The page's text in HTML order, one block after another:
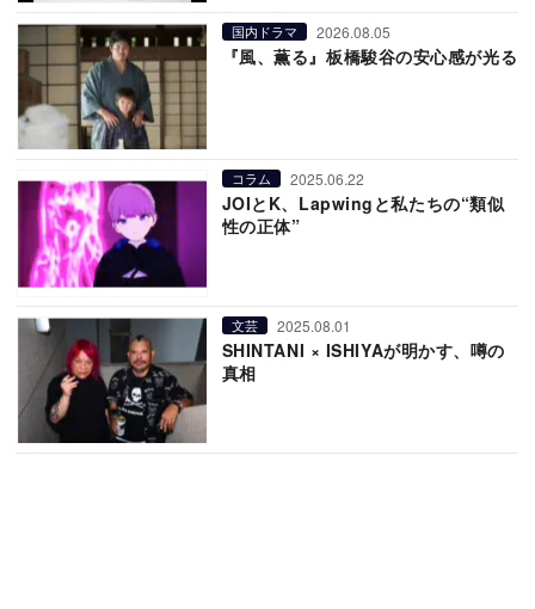
国内ドラマ 2026.08.05
『風、薫る』板橋駿谷の安心感が光る
コラム 2025.06.22
JOIとK、Lapwingと私たちの“類似
性の正体”
文芸 2025.08.01
SHINTANI × ISHIYAが明かす、噂の
真相